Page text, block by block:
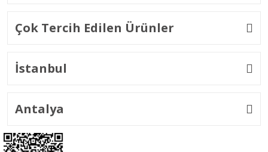
Çok Tercih Edilen Ürünler
İstanbul
Antalya